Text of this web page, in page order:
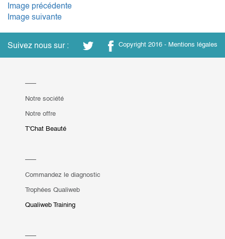
Image précédente
Image suivante
Suivez nous sur : Copyright 2016 - Mentions légales
Notre société
Notre offre
T'Chat Beauté
Commandez le diagnostic
Trophées Qualiweb
Qualiweb Training